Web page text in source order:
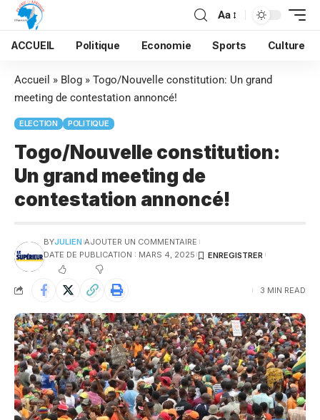
Aa
ACCUEIL Politique Economie Sports Culture
Accueil » Blog » Togo/Nouvelle constitution: Un grand
meeting de contestation annoncé!
ELECTION POLITIQUE
Togo/Nouvelle constitution:
Un grand meeting de
contestation annoncé!
BYJULIEN AJOUTER UN COMMENTAIRE
DATE DE PUBLICATION : MARS 4, 2025
3 MIN READ